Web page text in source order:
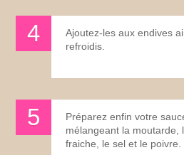
Ajoutez-les aux endives
refroidis.
Préparez enfin votre
mélangeant la moutarde,
fraiche, le sel et le poivre.